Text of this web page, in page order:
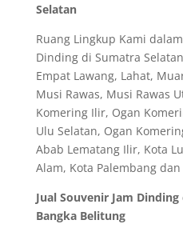
Selatan
Ruang Lingkup Kami
Dinding di Sumatra
Empat Lawang, Lahat,
Musi Rawas, Musi Rawas
Komering Ilir, Ogan
Ulu Selatan, Ogan
Abab Lematang Ilir, Kota
Alam, Kota Palembang
Jual Souvenir Jam
Bangka Belitung